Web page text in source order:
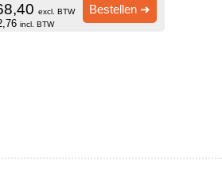
Bestellen ➜
excl. BTW
incl. BTW